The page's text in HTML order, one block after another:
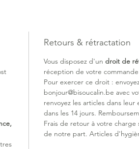
minutes
Dans la
câble
manuel
Retours & rétractation
Vous disposez d'un droit de
réception de votre
Pour exercer ce droit :
bonjour@bisoucalin.be avec
renvoyez les articles dans
dans les 14 jours.
Frais de retour à votre
de notre part. Articles